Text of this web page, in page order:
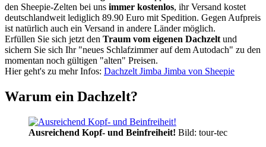
den Sheepie-Zelten bei uns immer kostenlos, ihr Versand kostet
deutschlandweit lediglich 89.90 Euro mit Spedition. Gegen Aufpreis
ist natürlich auch ein Versand in andere Länder möglich.
Erfüllen Sie sich jetzt den Traum vom eigenen Dachzelt und
sichern Sie sich Ihr "neues Schlafzimmer auf dem Autodach" zu den
momentan noch gültigen "alten" Preisen.
Hier geht's zu mehr Infos: Dachzelt Jimba Jimba von Sheepie
Warum ein Dachzelt?
Ausreichend Kopf- und Beinfreiheit! Bild: tour-tec